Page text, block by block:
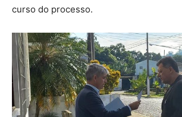
curso do processo.